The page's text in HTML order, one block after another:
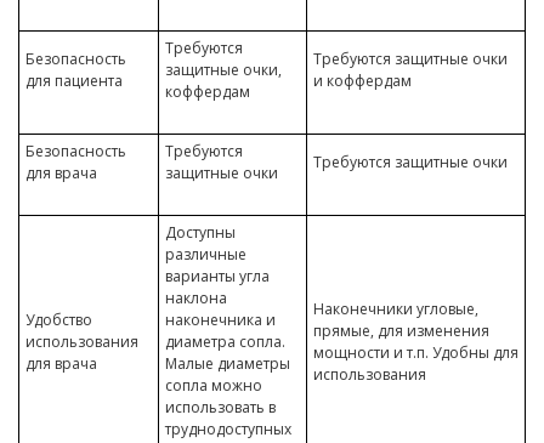
Безопасность
для пациента
Требуются
защитные очки,
коффердам
Требуются защитные очки
и коффердам
Безопасность
для врача
Требуются
защитные очки
Требуются защитные очки
Удобство
использования
для врача
Доступны
различные
варианты угла
наклона
наконечника и
диаметра сопла.
Малые диаметры
сопла можно
использовать в
труднодоступных
Наконечники угловые,
прямые, для изменения
мощности и т.п. Удобны для
использования